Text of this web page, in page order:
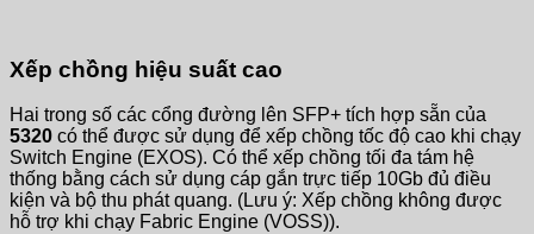
Xếp chồng hiệu suất cao
Hai trong số các cổng đường lên SFP+ tích hợp sẵn của
5320 có thể được sử dụng để xếp chồng tốc độ cao khi chạy
Switch Engine (EXOS). Có thể xếp chồng tối đa tám hệ
thống bằng cách sử dụng cáp gắn trực tiếp 10Gb đủ điều
kiện và bộ thu phát quang. (Lưu ý: Xếp chồng không được
hỗ trợ khi chạy Fabric Engine (VOSS)).